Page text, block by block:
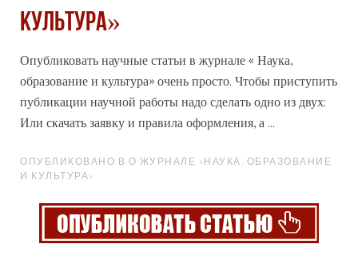
культура»
Опубликовать научные статьи в журнале « Наука,
образование и культура» очень просто. Чтобы приступить
публикации научной работы надо сделать одно из двух:
Или скачать заявку и правила оформления, а ...
ОПУБЛИКОВАНО В О ЖУРНАЛЕ «НАУКА, ОБРАЗОВАНИЕ
И КУЛЬТУРА»